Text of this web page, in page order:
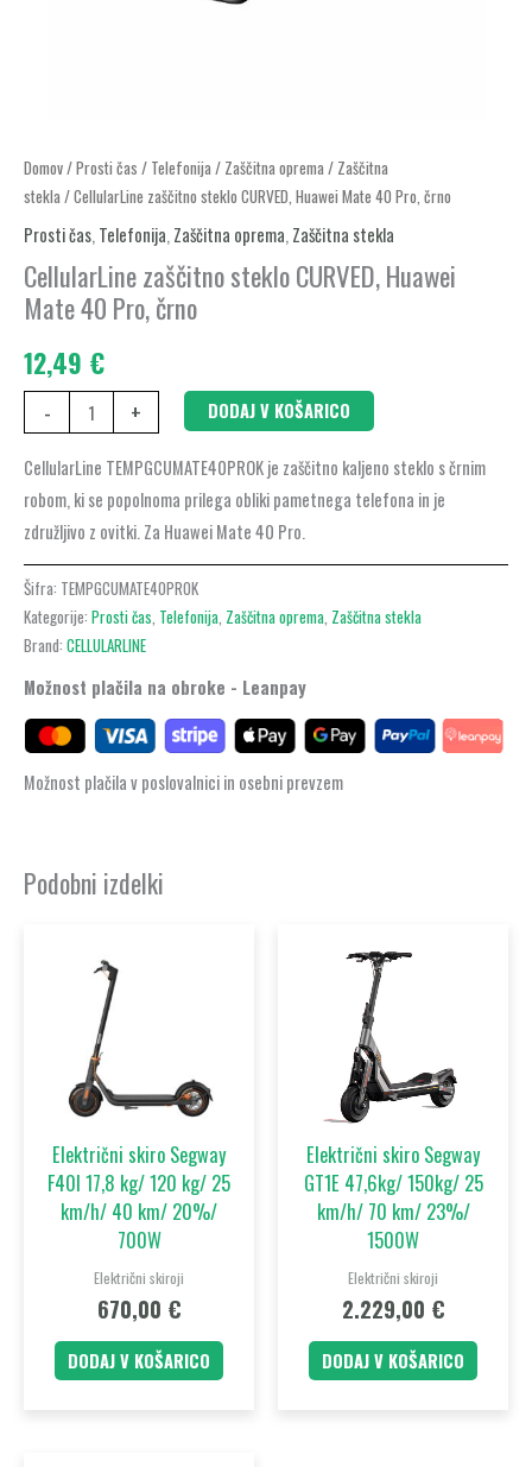
Domov/Prosti čas / Telefonija/ Zaščitna oprema/ Zaščitna
stekla/ CellularLine zaščitno steklo CURVED, Huawei Mate 40 Pro, črno
Prosti čas, Telefonija, Zaščitna oprema, Zaščitna stekla
CellularLine zaščitno steklo CURVED, Huawei
Mate 40 Pro, črno
12,49 €
-
CellularLine
zaščitno
steklo
CURVED,
Huawei
40
Pro,
črno
količina
+ DODAJ V KOŠARICO
CellularLine TEMPGCUMATE40PROK je zaščitno kaljeno steklo s črnim
robom, ki se popolnoma prilega obliki pametnega telefona in je
združljivo z ovitki. Za Huawei Mate 40 Pro.
Šifra: TEMPGCUMATE40PROK
Kategorije: Prosti čas Telefonija Zaščitna oprema Zaščitna stekla
Brand: CELLULARLINE
Možnost plačila na obroke - Leanpay
Možnost plačila v poslovalnici in osebni prevzem
Podobni izdelki
Električni skiro Segway
F40I 17,8 kg/ 120 kg/ 25
km/h/ 40 km/ 20%/
700W
Električni skiroji
670,00 €
DODAJ V KOŠARICO
Električni skiro Segway
GT1E 47,6kg/ 150kg/ 25
km/h/ 70 km/ 23%/
1500W
Električni skiroji
2.229,00 €
DODAJ V KOŠARICO